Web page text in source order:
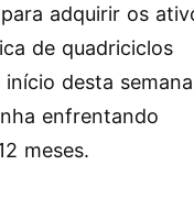
adquirir os
de quadriciclos
desta
enfrentando
meses.